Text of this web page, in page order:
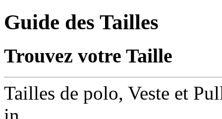
Guide des Tailles
Trouvez votre Taille
Tailles de polo, Veste et